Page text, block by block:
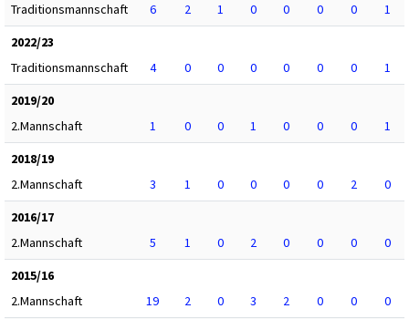
Traditionsmannschaft
6 2 1 0 0 0 0
1
2022/23
Traditionsmannschaft
4 0 0 0 0 0 0
1
2019/20
2.Mannschaft
1 0 0 1 0 0 0
1
2018/19
2.Mannschaft
3 1 0 0 0 0 2
0
2016/17
2.Mannschaft
5 1 0 2 0 0 0
0
2015/16
2.Mannschaft
19 2 0 3 2 0 0
0